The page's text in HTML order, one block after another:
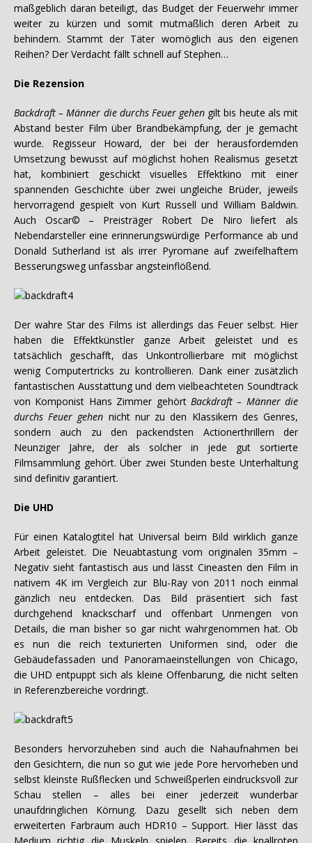
maßgeblich daran beteiligt, das Budget der Feuerwehr immer
weiter zu kürzen und somit mutmaßlich deren Arbeit zu
behindern. Stammt der Täter womöglich aus den eigenen
Reihen? Der Verdacht fällt schnell auf Stephen…
Die Rezension
Backdraft – Männer die durchs Feuer gehen gilt bis heute als mit
Abstand bester Film über Brandbekämpfung, der je gemacht
wurde. Regisseur Howard, der bei der herausfordernden
Umsetzung bewusst auf möglichst hohen Realismus gesetzt
hat, kombiniert geschickt visuelles Effektkino mit einer
spannenden Geschichte über zwei ungleiche Brüder, jeweils
hervorragend gespielt von Kurt Russell und William Baldwin.
Auch Oscar© – Preisträger Robert De Niro liefert als
Nebendarsteller eine erinnerungswürdige Performance ab und
Donald Sutherland ist als irrer Pyromane auf zweifelhaftem
Besserungsweg unfassbar angsteinflößend.
Der wahre Star des Films ist allerdings das Feuer selbst. Hier
haben die Effektkünstler ganze Arbeit geleistet und es
tatsächlich geschafft, das Unkontrollierbare mit möglichst
wenig Computertricks zu kontrollieren. Dank einer zusätzlich
fantastischen Ausstattung und dem vielbeachteten Soundtrack
von Komponist Hans Zimmer gehört Backdraft – Männer die
durchs Feuer gehen nicht nur zu den Klassikern des Genres,
sondern auch zu den packendsten Actionerthrillern der
Neunziger Jahre, der als solcher in jede gut sortierte
Filmsammlung gehört. Über zwei Stunden beste Unterhaltung
sind definitiv garantiert.
Die UHD
Für einen Katalogtitel hat Universal beim Bild wirklich ganze
Arbeit geleistet. Die Neuabtastung vom originalen 35mm –
Negativ sieht fantastisch aus und lässt Cineasten den Film in
nativem 4K im Vergleich zur Blu-Ray von 2011 noch einmal
gänzlich neu entdecken. Das Bild präsentiert sich fast
durchgehend knackscharf und offenbart Unmengen von
Details, die man bisher so gar nicht wahrgenommen hat. Ob
es nun die reich texturierten Uniformen sind, oder die
Gebäudefassaden und Panoramaeinstellungen von Chicago,
die UHD entpuppt sich als kleine Offenbarung, die nicht selten
in Referenzbereiche vordringt.
Besonders hervorzuheben sind auch die Nahaufnahmen bei
den Gesichtern, die nun so gut wie jede Pore hervorheben und
selbst kleinste Rußflecken und Schweißperlen eindrucksvoll zur
Schau stellen – alles bei einer jederzeit wunderbar
unaufdringlichen Körnung. Dazu gesellt sich neben dem
erweiterten Farbraum auch HDR10 – Support. Hier lässt das
Medium richtig die Muskeln spielen. Bereits die knallroten